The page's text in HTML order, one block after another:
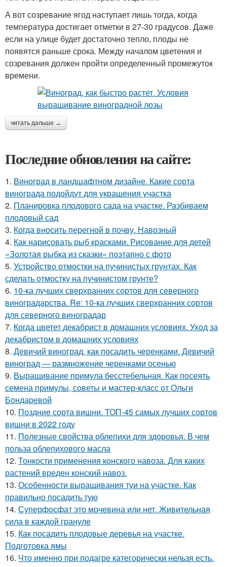
А вот созревание ягод наступает лишь тогда, когда
температура достигает отметки в 27-30 градусов. Даже
если на улице будет достаточно тепло, плоды не
появятся раньше срока. Между началом цветения и
созревания должен пройти определенный промежуток
времени.
читать дальше →
Последние обновления на сайте:
1. Виноград в ландшафтном дизайне. Какие сорта
винограда подойдут для украшения участка
2. Планировка плодового сада на участке. Разбиваем
плодовый сад
3. Когда вносить перегной в почву. Навозный
4. Как нарисовать рыб красками. Рисование для детей
«Золотая рыбка из сказки» поэтапно с фото
5. Устройство отмостки на пучинистых грунтах. Как
сделать отмостку на пучинистом грунте?
6. 10-ка лучших сверхранних сортов для северного
виноградарства. Re: 10-ка лучших сверхранних сортов
для северного виноградар
7. Когда цветет декабрист в домашних условиях. Уход за
декабристом в домашних условиях
8. Девичий виноград, как посадить черенками. Девичий
виноград — размножение черенками осенью
9. Выращивание примула бесстебельная. Как посеять
семена примулы, советы и мастер-класс от Ольги
Бондаревой
10. Поздние сорта вишни. ТОП-45 самых лучших сортов
вишни в 2022 году
11. Полезные свойства облепихи для здоровья. В чем
польза облепихового масла
12. Тонкости применения конского навоза. Для каких
растений вреден конский навоз.
13. Особенности выращивания туи на участке. Как
правильно посадить тую
14. Суперфосфат это мочевина или нет. Живительная
сила в каждой грануле
15. Как посадить плодовые деревья на участке.
Подготовка ямы
16. Что именно при подагре категорически нельзя есть.